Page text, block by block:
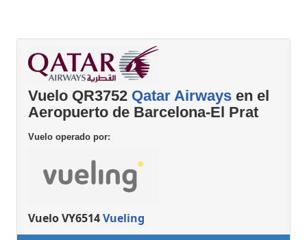
Vuelo QR3752 Qatar Airways en el
Aeropuerto de Barcelona-El Prat
Vuelo operado por:
Vuelo VY6514Vueling